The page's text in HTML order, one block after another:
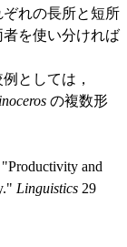
れの長所と短所
を使い分ければ
としては，
の複数形
and
Linguistics 29